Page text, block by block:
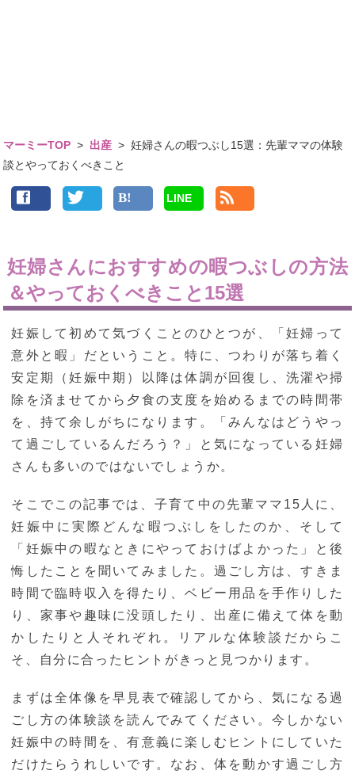
マーミーTOP > 出産 >妊婦さんの暇つぶし15選：先輩ママの体験
談とやっておくべきこと
LINE
妊婦さんにおすすめの暇つぶしの方法
＆やっておくべきこと15選
妊娠して初めて気づくことのひとつが、「妊婦って
意外と暇」だということ。特に、つわりが落ち着く
安定期（妊娠中期）以降は体調が回復し、洗濯や掃
除を済ませてから夕食の支度を始めるまでの時間帯
を、持て余しがちになります。「みんなはどうやっ
て過ごしているんだろう？」と気になっている妊婦
さんも多いのではないでしょうか。
そこでこの記事では、子育て中の先輩ママ15人に、
妊娠中に実際どんな暇つぶしをしたのか、そして
「妊娠中の暇なときにやっておけばよかった」と後
悔したことを聞いてみました。過ごし方は、すきま
時間で臨時収入を得たり、ベビー用品を手作りした
り、家事や趣味に没頭したり、出産に備えて体を動
かしたりと人それぞれ。リアルな体験談だからこ
そ、自分に合ったヒントがきっと見つかります。
まずは全体像を早見表で確認してから、気になる過
ごし方の体験談を読んでみてください。今しかない
妊娠中の時間を、有意義に楽しむヒントにしていた
だけたらうれしいです。なお、体を動かす過ごし方